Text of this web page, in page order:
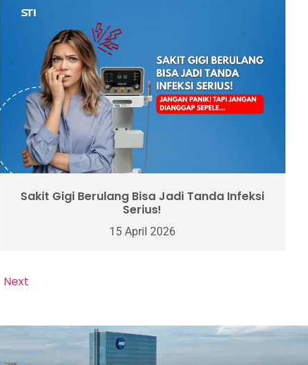
Sakit Gigi Berulang Bisa Jadi Tanda Infeksi
Serius!
15 April 2026
Next